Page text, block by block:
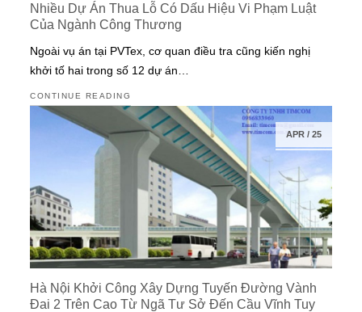
Nhiều Dự Án Thua Lỗ Có Dấu Hiệu Vi Phạm Luật
Của Ngành Công Thương
Ngoài vụ án tại PVTex, cơ quan điều tra cũng kiến nghị
khởi tố hai trong số 12 dự án…
CONTINUE READING
APR/ 25
Hà Nội Khởi Công Xây Dựng Tuyến Đường Vành
Đai 2 Trên Cao Từ Ngã Tư Sở Đến Cầu Vĩnh Tuy